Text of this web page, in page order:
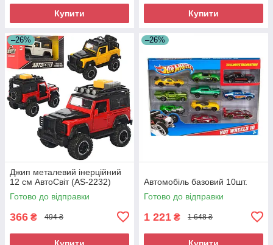
Купити Купити
–26%
Джип металевий інерційний
12 см АвтоСвіт (AS-2232)
Готово до відправки
366 ₴ 494 ₴
–26%
Автомобіль базовий 10шт.
Готово до відправки
1 221 ₴ 1 648 ₴